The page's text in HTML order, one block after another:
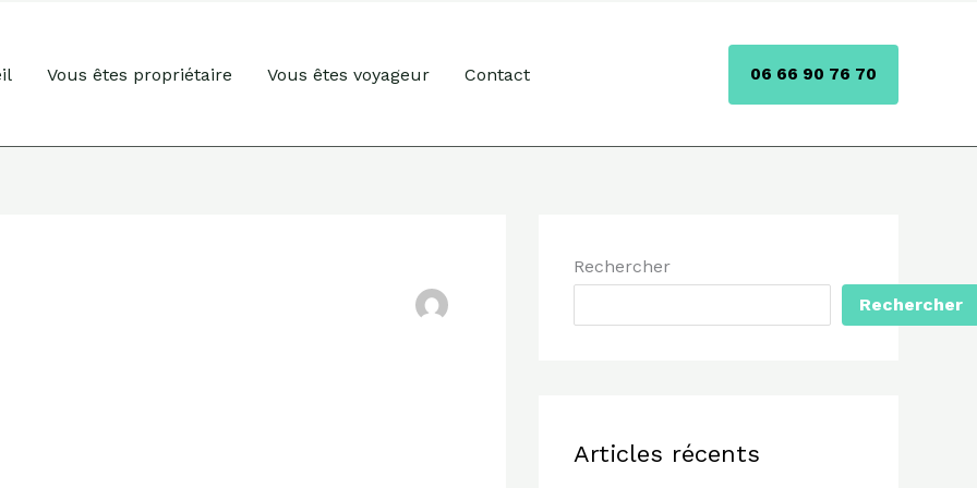
Vous êtes propriétaire Vous êtes voyageur Contact 06 66 90 76 70
Rechercher
Rechercher
Articles récents